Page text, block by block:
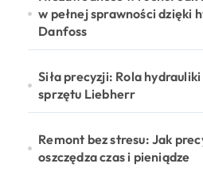
w pełnej sprawności dzięki
Danfoss
Siła precyzji: Rola
sprzętu Liebherr
Remont bez stresu: Jak
oszczędza czas i pieniądze